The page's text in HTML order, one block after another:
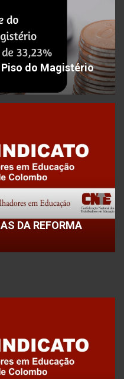
Piso do Magistério
DA REFORMA